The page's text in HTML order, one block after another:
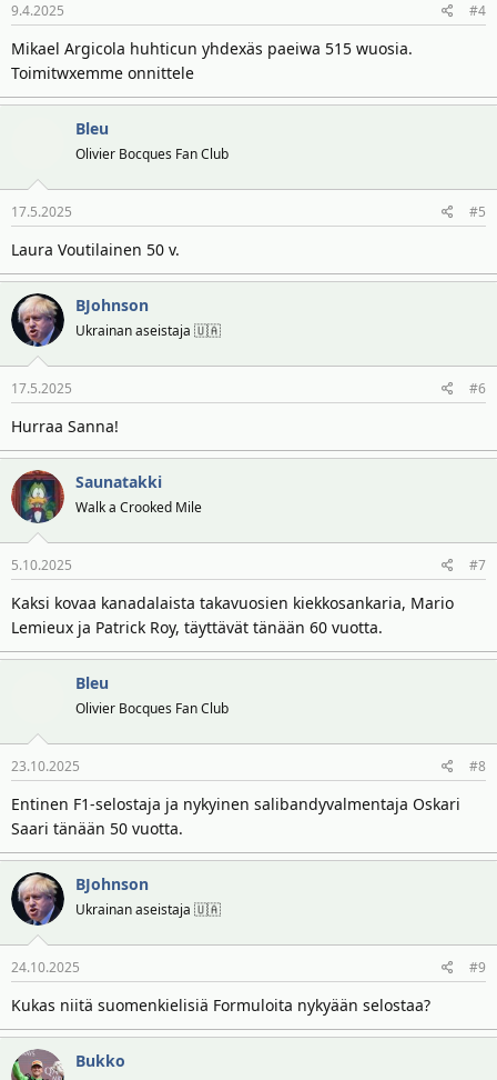
9.4.2025 #4
Mikael Argicola huhticun yhdexäs paeiwa 515 wuosia.
Toimitwxemme onnittele
Bleu
Olivier Bocques Fan Club
17.5.2025 #5
Laura Voutilainen 50 v.
BJohnson
Ukrainan aseistaja 🇺🇦
17.5.2025 #6
Hurraa Sanna!
Saunatakki
Walk a Crooked Mile
5.10.2025 #7
Kaksi kovaa kanadalaista takavuosien kiekkosankaria, Mario
Lemieux ja Patrick Roy, täyttävät tänään 60 vuotta.
Bleu
Olivier Bocques Fan Club
23.10.2025 #8
Entinen F1-selostaja ja nykyinen salibandyvalmentaja Oskari
Saari tänään 50 vuotta.
BJohnson
Ukrainan aseistaja 🇺🇦
24.10.2025 #9
Kukas niitä suomenkielisiä Formuloita nykyään selostaa?
Bukko